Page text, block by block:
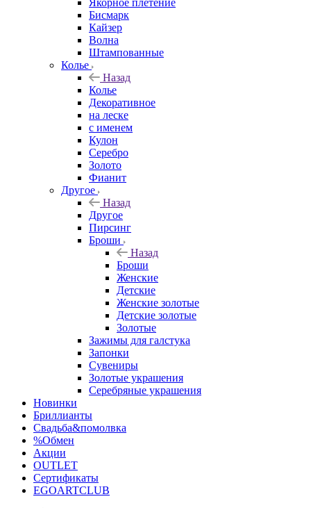
Якорное плетение
Бисмарк
Кайзер
Волна
Штампованные
Колье
Назад
Колье
Декоративное
на леске
с именем
Кулон
Серебро
Золото
Фианит
Другое
Назад
Другое
Пирсинг
Броши
Назад
Броши
Женские
Детские
Женские золотые
Детские золотые
Золотые
Зажимы для галстука
Запонки
Сувениры
Золотые украшения
Серебряные украшения
Новинки
Бриллианты
Свадьба&помолвка
%Обмен
Акции
OUTLET
Сертификаты
EGOARTCLUB